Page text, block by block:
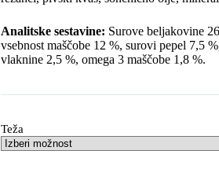
Analitske sestavine: Surove beljakovine
vsebnost maščobe 12 %, surovi pepel 7,5
vlaknine 2,5 %, omega 3 maščobe 1,8 %.
Teža